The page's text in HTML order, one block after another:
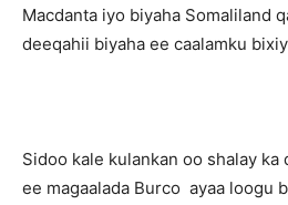
Macdanta iyo biyaha Somaliland
deeqahii biyaha ee caalamku
Sidoo kale kulankan oo shalay ka
ee magaalada Burco ayaa loogu